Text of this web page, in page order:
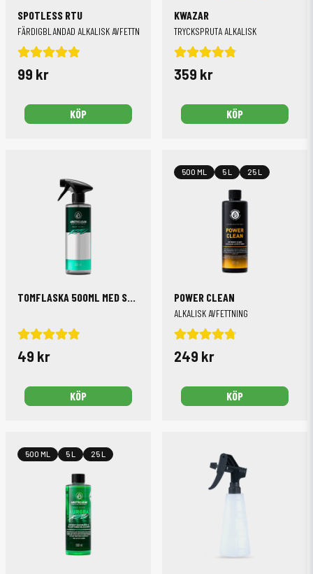
SPOTLESS RTU
FÄRDIGBLANDAD ALKALISK AVFETTNING
99 kr
KÖP
KWAZAR
TRYCKSPRUTA ALKALISK
359 kr
KÖP
TOMFLASKA 500ML MED SPRAYTRIGGER OCH MÅTTABELL
49 kr
KÖP
POWER CLEAN
ALKALISK AVFETTNING
249 kr
KÖP
500 ML 5 L 25 L
500 ML 5 L 25 L